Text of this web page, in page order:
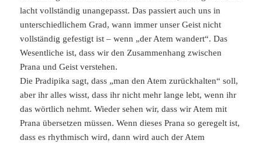
lacht vollständig unangepasst. Das passiert auch uns in
unterschiedlichem Grad, wann immer unser Geist nicht
vollständig gefestigt ist – wenn „der Atem wandert“. Das
Wesentliche ist, dass wir den Zusammenhang zwischen
Prana und Geist verstehen.
Die Pradipika sagt, dass „man den Atem zurückhalten“ soll,
aber ihr alles wisst, dass ihr nicht mehr lange lebt, wenn ihr
das wörtlich nehmt. Wieder sehen wir, dass wir Atem mit
Prana übersetzen müssen. Wenn dieses Prana so geregelt ist,
dass es rhythmisch wird, dann wird auch der Atem